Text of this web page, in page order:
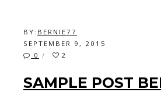
BY: BERNIE77
SEPTEMBER 9, 2015
0
2
SAMPLE POST